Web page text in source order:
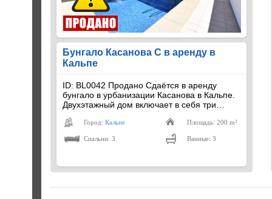
Бунгало Касанова С в аренду в
Кальпе
ID: BL0042 Продано Сдаётся в аренду
бунгало в урбанизации Касанова в Кальпе.
Двухэтажный дом включает в себя три…
Город: Кальпе Площадь: 200 m²
Спальни: 3 Ванные: 3